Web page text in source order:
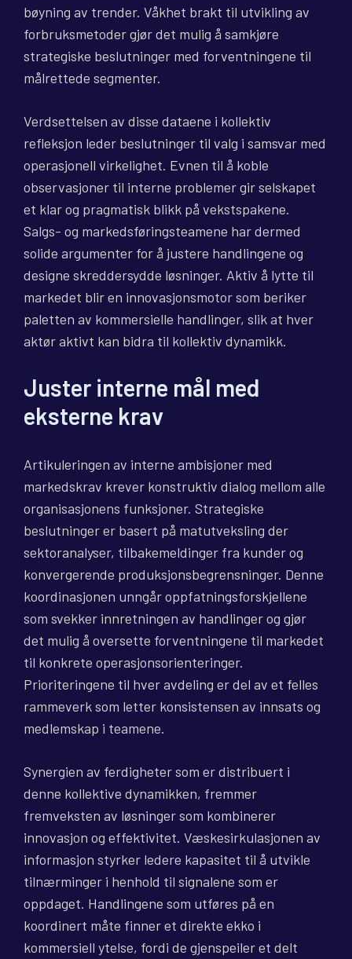
bøyning av trender. Våkhet brakt til utvikling av
forbruksmetoder gjør det mulig å samkjøre
strategiske beslutninger med forventningene til
målrettede segmenter.
Verdsettelsen av disse dataene i kollektiv
refleksjon leder beslutninger til valg i samsvar med
operasjonell virkelighet. Evnen til å koble
observasjoner til interne problemer gir selskapet
et klar og pragmatisk blikk på vekstspakene.
Salgs- og markedsføringsteamene har dermed
solide argumenter for å justere handlingene og
designe skreddersydde løsninger. Aktiv å lytte til
markedet blir en innovasjonsmotor som beriker
paletten av kommersielle handlinger, slik at hver
aktør aktivt kan bidra til kollektiv dynamikk.
Juster interne mål med
eksterne krav
Artikuleringen av interne ambisjoner med
markedskrav krever konstruktiv dialog mellom alle
organisasjonens funksjoner. Strategiske
beslutninger er basert på matutveksling der
sektoranalyser, tilbakemeldinger fra kunder og
konvergerende produksjonsbegrensninger. Denne
koordinasjonen unngår oppfatningsforskjellene
som svekker innretningen av handlinger og gjør
det mulig å oversette forventningene til markedet
til konkrete operasjonsorienteringer.
Prioriteringene til hver avdeling er del av et felles
rammeverk som letter konsistensen av innsats og
medlemskap i teamene.
Synergien av ferdigheter som er distribuert i
denne kollektive dynamikken, fremmer
fremveksten av løsninger som kombinerer
innovasjon og effektivitet. Væskesirkulasjonen av
informasjon styrker ledere kapasitet til å utvikle
tilnærminger i henhold til signalene som er
oppdaget. Handlingene som utføres på en
koordinert måte finner et direkte ekko i
kommersiell ytelse, fordi de gjenspeiler et delt